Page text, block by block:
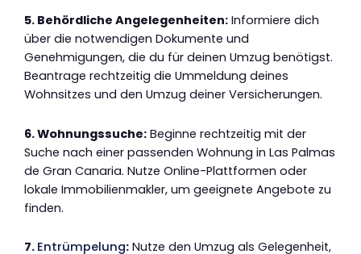
5. Behördliche Angelegenheiten: Informiere dich
über die notwendigen Dokumente und
Genehmigungen, die du für deinen Umzug benötigst.
Beantrage rechtzeitig die Ummeldung deines
Wohnsitzes und den Umzug deiner Versicherungen.
6. Wohnungssuche: Beginne rechtzeitig mit der
Suche nach einer passenden Wohnung in Las Palmas
de Gran Canaria. Nutze Online-Plattformen oder
lokale Immobilienmakler, um geeignete Angebote zu
finden.
7. Entrümpelung: Nutze den Umzug als Gelegenheit,